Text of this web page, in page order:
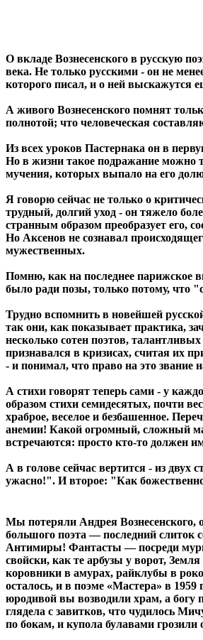
О вкладе Вознесенского в русскую
века. Не только русскими - он не
которого писал, и о ней выскажутся
А живого Вознесенского помнят
полнотой; что человеческая
Из всех уроков Пастернака он в
Но в жизни такое подражание можно
мучения, которых выпало на его
Я говорю сейчас не только о
трудный, долгий уход - он тяжело
странным образом преобразует его,
Но Аксенов не сознавал
мужественных.
Помню, как на последнее парижское
было ради позы, только потому, что
Трудно вспомнить в новейшей
так они, как показывает практика,
несколько сотен поэтов,
признавался в кризисах, считая их
- и понимал, что право на это звание
А стихи говорят теперь сами - у
образом стихи семидесятых, почти
храброе, веселое и безбашенное.
анемии! Какой огромный, сложный
встречаются: просто кто-то должен
А в голове сейчас вертится - из
ужасно!". И второе: "Как
Мы потеряли Андрея Вознесенского,
большого поэта — последний слиток
Антимиры! Фантасты — посреди
свойски, как те арбузы у ворот,
коровники в амурах, райклубы в
осталось, и в поэме «Мастера» в
юродивой вы возводили храм, а
глядела с завитков, что чудилось
по бокам, и купола булавами